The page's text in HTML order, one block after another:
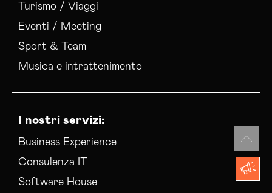
Turismo / Viaggi
Eventi / Meeting
Sport & Team
Musica e intrattenimento
I nostri servizi:
Business Experience
Consulenza IT
Software House